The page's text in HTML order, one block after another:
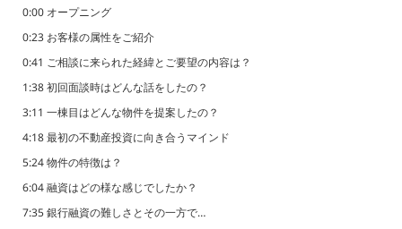
0:00 オープニング
0:23 お客様の属性をご紹介
0:41 ご相談に来られた経緯とご要望の内容は？
1:38 初回面談時はどんな話をしたの？
3:11 一棟目はどんな物件を提案したの？
4:18 最初の不動産投資に向き合うマインド
5:24 物件の特徴は？
6:04 融資はどの様な感じでしたか？
7:35 銀行融資の難しさとその一方で…